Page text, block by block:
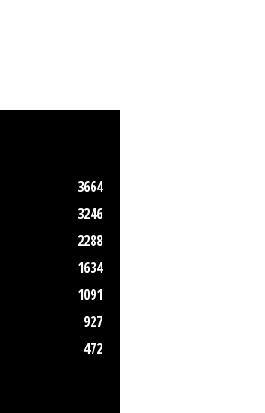
3664
3246
2288
1634
1091
927
472